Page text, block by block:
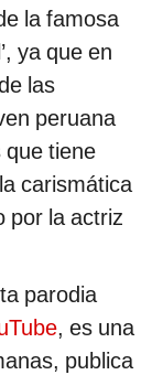
la famosa
ya que en
las
peruana
que tiene
carismática
por la actriz
parodia
, es una
publica